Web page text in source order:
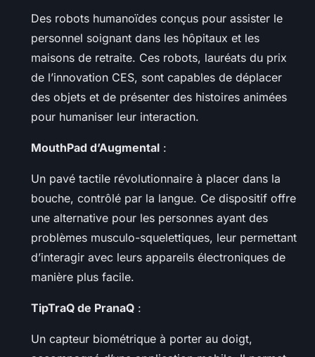
Des robots humanoïdes conçus pour assister le
personnel soignant dans les hôpitaux et les
maisons de retraite. Ces robots, lauréats du prix
de l’innovation CES, sont capables de déplacer
des objets et de présenter des histoires animées
pour humaniser leur interaction.
MouthPad d’Augmental :
Un pavé tactile révolutionnaire à placer dans la
bouche, contrôlé par la langue. Ce dispositif offre
une alternative pour les personnes ayant des
problèmes musculo-squelettiques, leur permettant
d’interagir avec leurs appareils électroniques de
manière plus facile.
TipTraQ de PranaQ :
Un capteur biométrique à porter au doigt,